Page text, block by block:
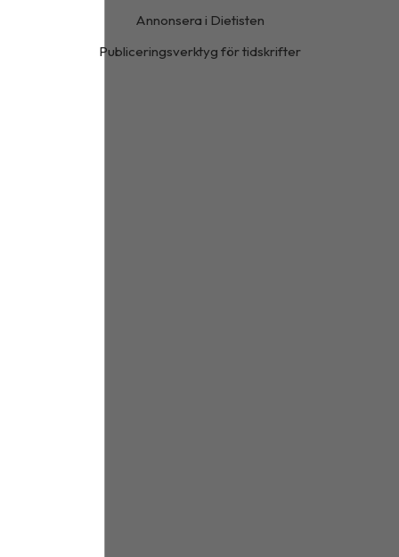
Annonsera i Dietisten
Publiceringsverktyg för tidskrifter